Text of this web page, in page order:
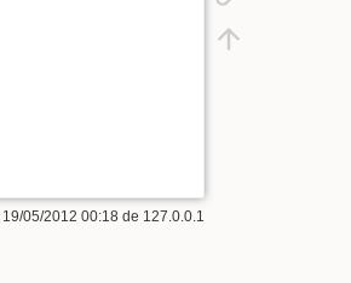
19/05/2012 00:18 de 127.0.0.1